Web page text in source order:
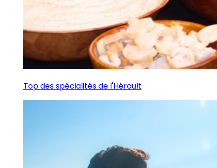
Top des spécialités de l'Hérault